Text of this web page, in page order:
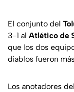
El conjunto del
3-1 al Atlético de
que los dos
diablos fueron
Los anotadores